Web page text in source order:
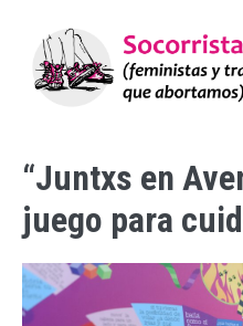
“Juntxs en
juego para